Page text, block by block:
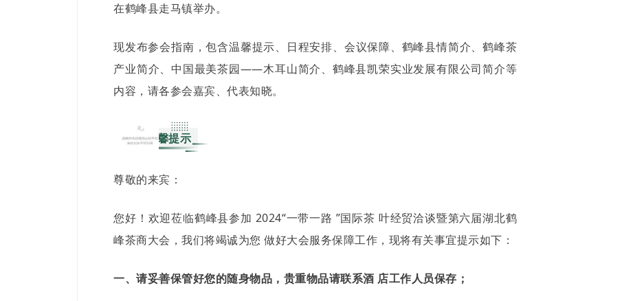
在鹤峰县走马镇举办。
现发布参会指南，包含温馨提示、日程安排、会议保障、鹤峰县情简介、鹤峰茶
产业简介、 中国最美茶园——木耳山简介、 鹤峰县凯荣实业发展有限公司简介等
内容，请各参会嘉宾、代表知晓。
01
温馨提示
尊敬的来宾：
您好！欢迎莅临鹤峰县参加 2024“一带一路 ”国际茶 叶经贸洽谈暨第六届湖北鹤
峰茶商大会，我们将竭诚为您 做好大会服务保障工作，现将有关事宜提示如下：
一、请妥善保管好您的随身物品，贵重物品请联系酒 店工作人员保存；